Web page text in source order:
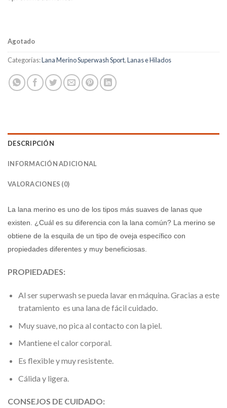
Agotado
Categorías:Lana Merino Superwash Sport,Lanas e Hilados
DESCRIPCIÓN
INFORMACIÓN ADICIONAL
VALORACIONES (0)
La lana merino es uno de los tipos más suaves de lanas que
existen. ¿Cuál es su diferencia con la lana común? La merino se
obtiene de la esquila de un tipo de oveja específico con
propiedades diferentes y muy beneficiosas.
PROPIEDADES:
Al ser superwash se pueda lavar en máquina. Gracias a este
tratamiento es una lana de fácil cuidado.
Muy suave, no pica al contacto con la piel.
Mantiene el calor corporal.
Es flexible y muy resistente.
Cálida y ligera.
CONSEJOS DE CUIDADO: